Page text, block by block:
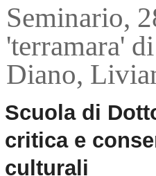
Seminario,
'terramara'
Diano,
Scuola di
critica e
culturali